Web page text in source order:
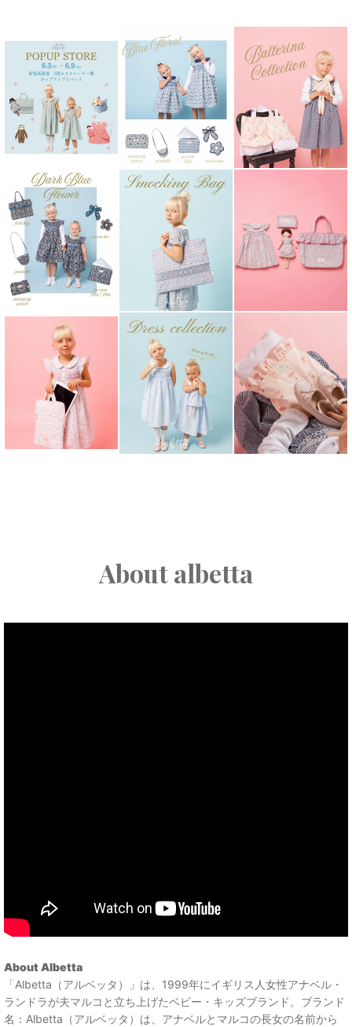
About albetta
About Albetta
「Albetta（アルベッタ）」は、1999年にイギリス人女性アナベル・
ランドラが夫マルコと立ち上げたベビー・キッズブランド。ブランド
名：Albetta（アルベッタ）は、アナベルとマルコの長女の名前から